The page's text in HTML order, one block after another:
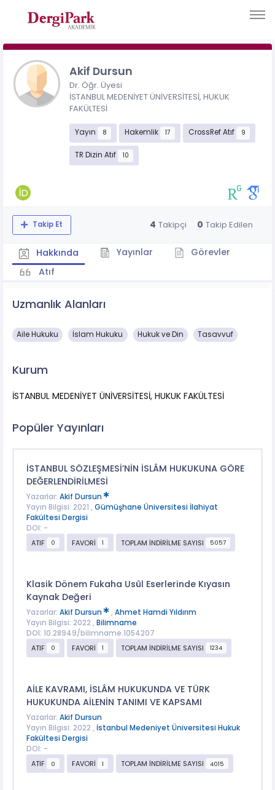
Akif Dursun
Dr. Öğr. Üyesi
İSTANBUL MEDENİYET ÜNİVERSİTESİ, HUKUK
FAKÜLTESİ
Yayın 8 Hakemlik 17 CrossRef Atıf 9
TR Dizin Atıf 10
Takip Et 4 Takipçi 0 Takip Edilen
Hakkında Yayınlar
Görevler
Atıf
Uzmanlık Alanları
Aile Hukuku İslam Hukuku Hukuk ve Din Tasavvuf
Kurum
İSTANBUL MEDENİYET ÜNİVERSİTESİ, HUKUK FAKÜLTESİ
Popüler Yayınları
İSTANBUL SÖZLEŞMESİ’NİN İSLÂM HUKUKUNA GÖRE
DEĞERLENDİRİLMESİ
Yazarlar: Akif Dursun
Yayın Bilgisi: 2021 , Gümüşhane Üniversitesi İlahiyat
Fakültesi Dergisi
DOI: -
ATIF
0 FAVORİ 1 TOPLAM İNDİRİLME SAYISI 5057
Klasik Dönem Fukaha Usûl Eserlerinde Kıyasın
Kaynak Değeri
Yazarlar: Akif Dursun , Ahmet Hamdi Yıldırım
Yayın Bilgisi: 2022 , Bilimname
DOI: 10.28949/bilimname.1054207
ATIF
0 FAVORİ 1 TOPLAM İNDİRİLME SAYISI 1234
AİLE KAVRAMI, İSLÂM HUKUKUNDA VE TÜRK
HUKUKUNDA AİLENİN TANIMI VE KAPSAMI
Yazarlar: Akif Dursun
Yayın Bilgisi: 2022 , İstanbul Medeniyet Üniversitesi Hukuk
Fakültesi Dergisi
DOI: -
ATIF
0 FAVORİ 1 TOPLAM İNDİRİLME SAYISI 4015